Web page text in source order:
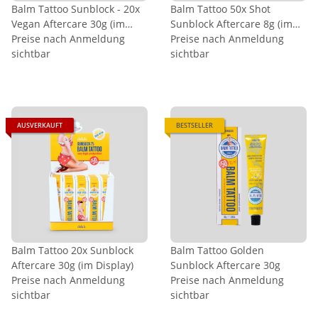
Balm Tattoo Sunblock - 20x
Vegan Aftercare 30g (im
Display)
Preise nach Anmeldung
sichtbar
Balm Tattoo 50x Shot
Sunblock Aftercare 8g (im
Display)
Preise nach Anmeldung
sichtbar
AUSVERKAUFT
Balm Tattoo 20x Sunblock
Aftercare 30g (im Display)
Preise nach Anmeldung
sichtbar
BESTSELLER
Balm Tattoo Golden
Sunblock Aftercare 30g
Preise nach Anmeldung
sichtbar